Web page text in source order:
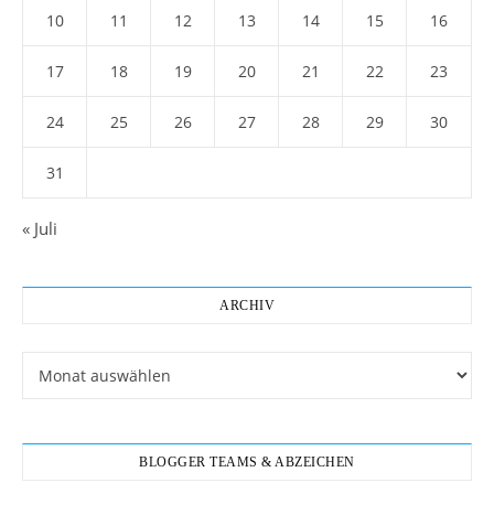
10 11 12 13 14 15 16
17 18 19 20 21 22 23
24 25 26 27 28 29 30
31
« Juli
ARCHIV
BLOGGER TEAMS & ABZEICHEN